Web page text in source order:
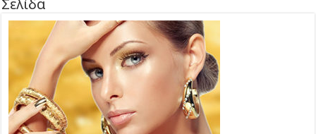
Σελίδα